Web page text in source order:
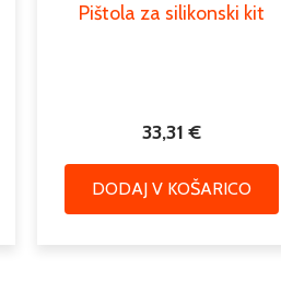
Pištola za silikonski kit
33,31 €
DODAJ V KOŠARICO